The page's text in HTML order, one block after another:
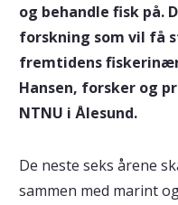
og behandle fisk på.
forskning som vil få
fremtidens
Hansen, forsker og
NTNU i Ålesund.
De neste seks årene
sammen med marint